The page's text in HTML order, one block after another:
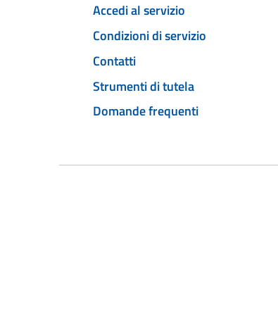
Accedi al servizio
Condizioni di servizio
Contatti
Strumenti di tutela
Domande frequenti